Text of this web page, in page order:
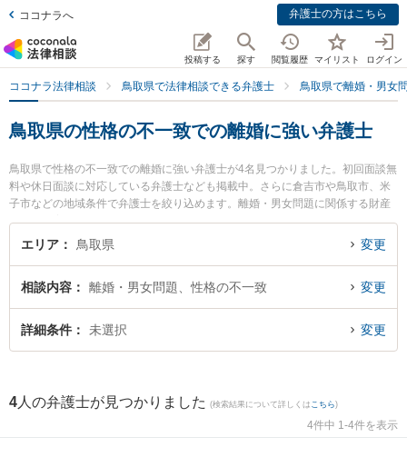
ココナラへ 弁護士の方はこちら
投稿する 探す 閲覧履歴 マイリスト ログイン
ココナラ法律相談 鳥取県で法律相談できる弁護士 鳥取県で離婚・男女
鳥取県の性格の不一致での離婚に強い弁護士
鳥取県で性格の不一致での離婚に強い弁護士が4名見つかりました。初回面談無
料や休日面談に対応している弁護士なども掲載中。さらに倉吉市や鳥取市、米
子市などの地域条件で弁護士を絞り込めます。離婚・男女問題に関係する財産
分与や養育費、親権等の細かな分野での絞り込み検索もでき便利です。特に弁
護士法人はくと総合法律事務所の中﨑 雄一弁護士や住法律事務所の住 真介弁護
一致での離婚のトラブルを今すぐに弁護士に相談したい』『性格の不一致での
離婚のトラブル解決の実績豊富な近くの弁護士を検索したい』『初回相談無料
で性格の不一致での離婚を法律相談できる鳥取県内の弁護士に相談予約した
エリア 鳥取県 変更
相談内容 離婚・男女問題、性格の不一致 変更
詳細条件 未選択 変更
4 人の弁護士が見つかりました (検索結果について詳しくは こちら)
4件中 1-4件を表示